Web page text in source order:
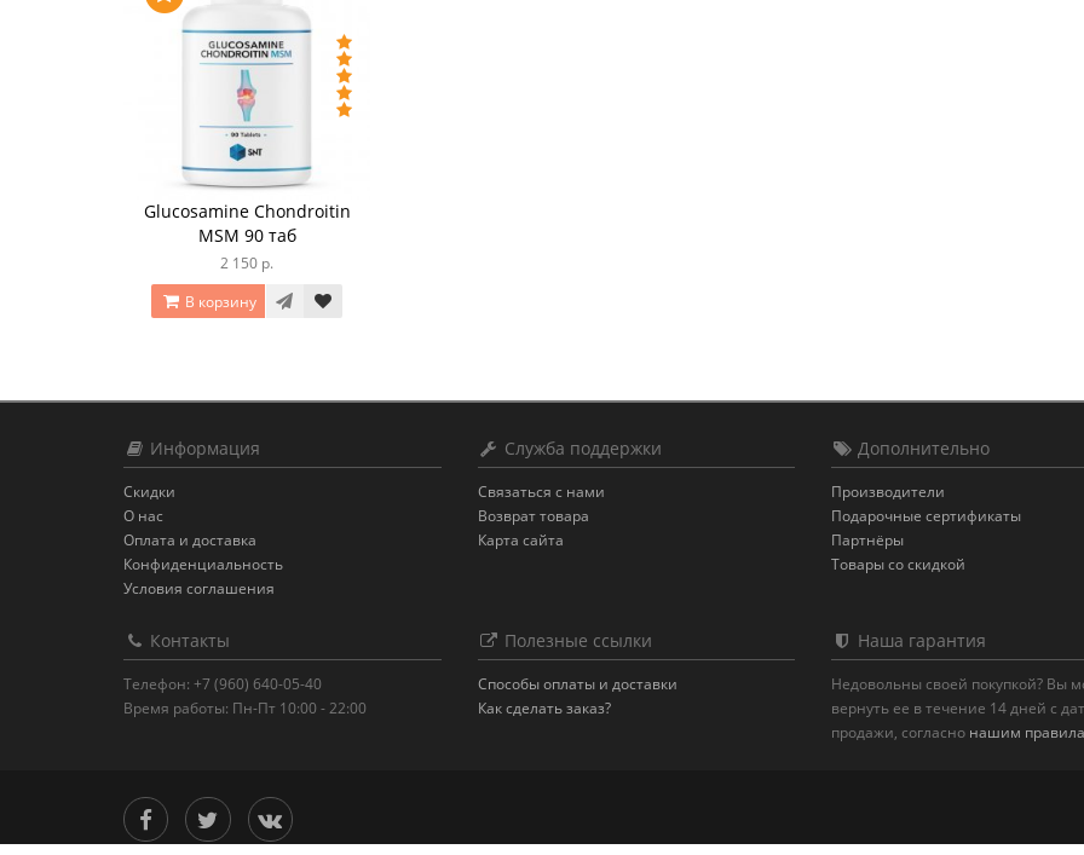
Glucosamine Chondroitin
MSM 90 таб
2 150 р.
В корзину
Информация
Скидки
О нас
Оплата и доставка
Конфиденциальность
Условия соглашения
Служба поддержки
Связаться с нами
Возврат товара
Карта сайта
Дополнительно
Производители
Подарочные сертификаты
Партнёры
Товары со скидкой
Контакты
Телефон: +7 (960) 640-05-40
Время работы: Пн-Пт 10:00 - 22:00
Полезные ссылки
Способы оплаты и доставки
Как сделать заказ?
Наша гарантия
Недовольны своей покупкой? Вы
вернуть ее в течение 14 дней с
продажи, согласно нашим